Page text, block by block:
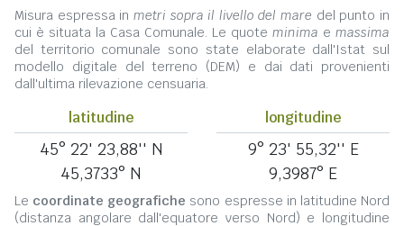
Misura espressa in metri sopra il livello del mare del punto in
cui è situata la Casa Comunale. Le quote minima e massima
del territorio comunale sono state elaborate dall'Istat sul
modello digitale del terreno (DEM) e dai dati provenienti
dall'ultima rilevazione censuaria.
latitudine
45° 22' 23,88'' N
45,3733° N
longitudine
9° 23' 55,32'' E
9,3987° E
Le coordinate geografiche sono espresse in latitudine Nord
(distanza angolare dall'equatore verso Nord) e longitudine